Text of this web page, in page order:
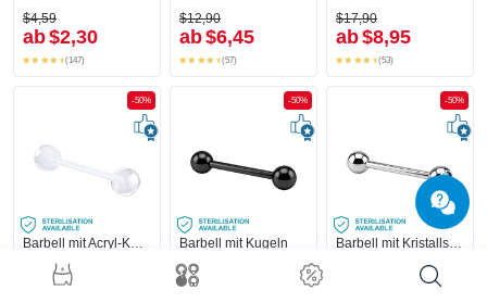
$4,59
ab$2,30
(147)
$12,90
ab$6,45
(57)
$17,90
ab$8,95
(53)
-50% -50%
Barbell mit Kugeln
-50%
Barbell mit Kristallsteinkugel